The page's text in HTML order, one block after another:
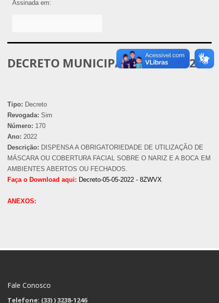
Assinada em:
DECRETO MUNICIPAL Nº 170/2022
Tipo: Decreto
Revogada: Sim
Número: 170
Ano: 2022
Descrição: DISPENSA A OBRIGATORIEDADE DE UTILIZAÇÃO DE
MÁSCARA OU COBERTURA FACIAL SOBRE O NARIZ E A BОСА ЕM
AMBIENTES ABERTOS OU FECHADOS.
Faça o Download aqui: Decreto-05-05-2022 - 8ZWVX
ANEXOS:
Fale Conosco
Telefone: (33)) 3238-1246